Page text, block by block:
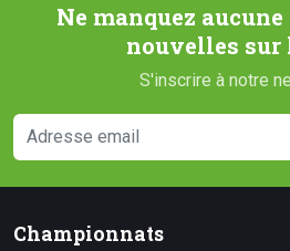
Ne manquez
nouvelles sur
S'inscrire à notre
Championnats